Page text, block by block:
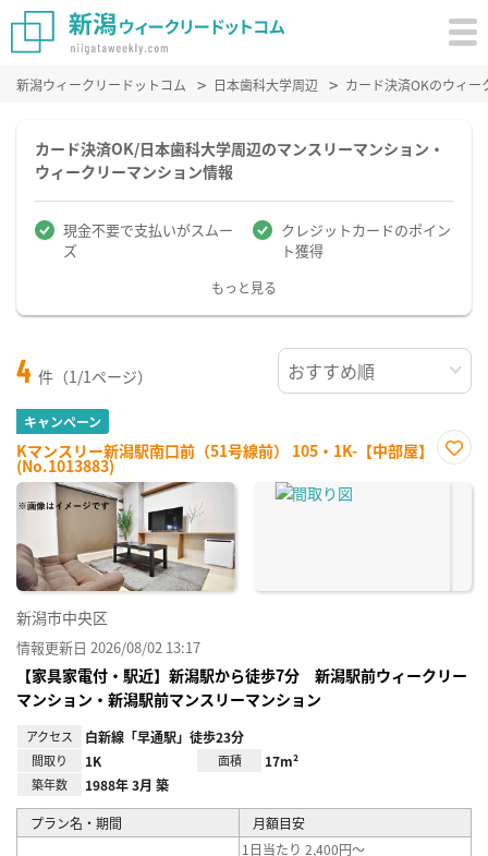
新潟ウィークリードットコム 日本歯科大学周辺 カード決済OKのウィ
カード決済OK/日本歯科大学周辺のマンスリーマンション・
ウィークリーマンション情報
現金不要で支払いがスムー
ズ
クレジットカードのポイン
ト獲得
もっと見る
4 件（1/1ページ）
キャンペーン
Kマンスリー新潟駅南口前（51号線前） 105・1K-【中部屋】
(No.1013883)
に入
新潟市中央区
情報更新日 2026/08/02 13:17
【家具家電付・駅近】新潟駅から徒歩7分 新潟駅前ウィークリー
マンション・新潟駅前マンスリーマンション
アクセス 白新線「早通駅」徒歩23分
間取り 1K 面積 17m²
築年数 1988年 3月 築
プラン名・期間 月額目安
1日当たり 2,400円～